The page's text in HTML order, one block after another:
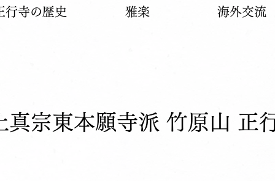
行寺の歴史 雅楽 海外交流
真宗東本願寺派 竹原山 正